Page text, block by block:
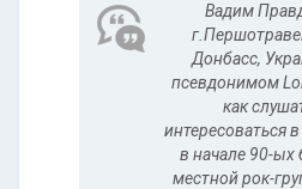
Вадим
Донбасс,
псевдонимом
как
интересоваться
в начале 90-ых
местной рок-